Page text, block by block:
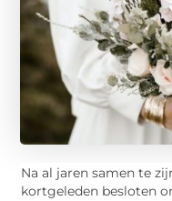
Na al jaren samen te
kortgeleden besloten